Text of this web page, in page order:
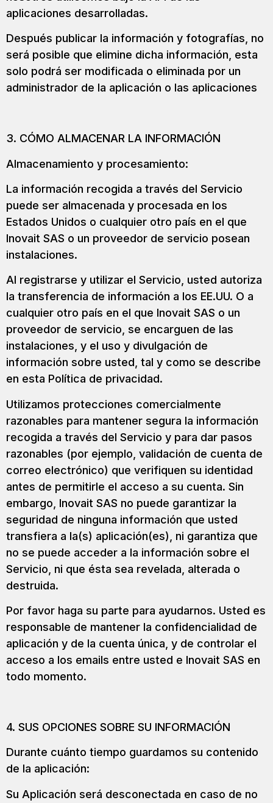
aplicaciones desarrolladas.
Después publicar la información y fotografías, no
será posible que elimine dicha información, esta
solo podrá ser modificada o eliminada por un
administrador de la aplicación o las aplicaciones
3. CÓMO ALMACENAR LA INFORMACIÓN
Almacenamiento y procesamiento:
La información recogida a través del Servicio
puede ser almacenada y procesada en los
Estados Unidos o cualquier otro país en el que
Inovait SAS o un proveedor de servicio posean
instalaciones.
Al registrarse y utilizar el Servicio, usted autoriza
la transferencia de información a los EE.UU. O a
cualquier otro país en el que Inovait SAS o un
proveedor de servicio, se encarguen de las
instalaciones, y el uso y divulgación de
información sobre usted, tal y como se describe
en esta Política de privacidad.
Utilizamos protecciones comercialmente
razonables para mantener segura la información
recogida a través del Servicio y para dar pasos
razonables (por ejemplo, validación de cuenta de
correo electrónico) que verifiquen su identidad
antes de permitirle el acceso a su cuenta. Sin
embargo, Inovait SAS no puede garantizar la
seguridad de ninguna información que usted
transfiera a la(s) aplicación(es), ni garantiza que
no se puede acceder a la información sobre el
Servicio, ni que ésta sea revelada, alterada o
destruida.
Por favor haga su parte para ayudarnos. Usted es
responsable de mantener la confidencialidad de
aplicación y de la cuenta única, y de controlar el
acceso a los emails entre usted e Inovait SAS en
todo momento.
4. SUS OPCIONES SOBRE SU INFORMACIÓN
Durante cuánto tiempo guardamos su contenido
de la aplicación:
Su Aplicación será desconectada en caso de no